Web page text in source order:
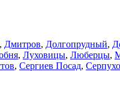
, Дмитров, Долгопрудный,
, Луховицы, Люберцы,
, Сергиев Посад,